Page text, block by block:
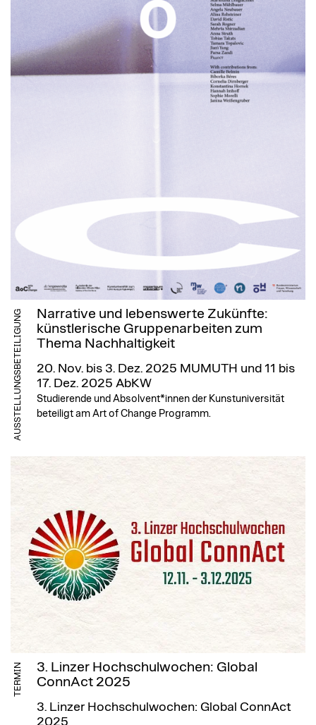
AUSSTELLUNGSBETEILIGUNG
Narrative und lebenswerte Zukünfte:
künstlerische Gruppenarbeiten zum
Thema Nachhaltigkeit
20. Nov. bis 3. Dez. 2025 MUMUTH und 11 bis
17. Dez. 2025 AbKW
Studierende und Absolvent*innen der Kunstuniversität
beteiligt am Art of Change Programm.
TERMIN
3. Linzer Hochschulwochen: Global
ConnAct 2025
3. Linzer Hochschulwochen: Global ConnAct
2025